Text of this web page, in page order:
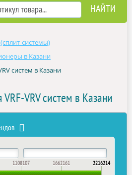
системы)
в Казани
систем в Казани
VRV систем в Казани
1108107 1662161 2216214